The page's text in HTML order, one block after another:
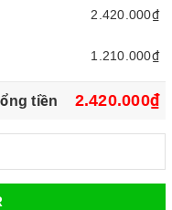
2.420.000₫
1.210.000₫
tiền 2.420.000₫